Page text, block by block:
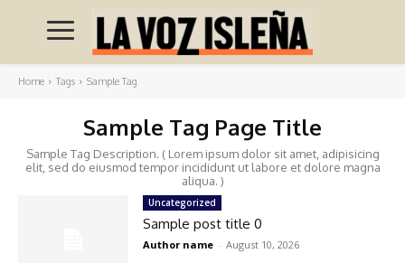
Home Tags Sample Tag
Sample Tag Page Title
Sample Tag Description. ( Lorem ipsum dolor sit amet, adipisicing
elit, sed do eiusmod tempor incididunt ut labore et dolore magna
aliqua. )
Uncategorized
Sample post title 0
Author name - August 10, 2026